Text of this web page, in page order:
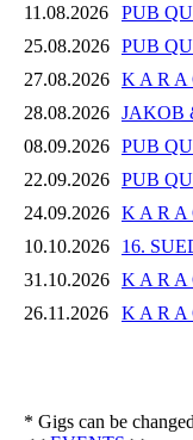
11.08.2026
PUB
25.08.2026 PUB
27.08.2026 K A R A
28.08.2026 JAKOB
08.09.2026 PUB
22.09.2026 PUB
24.09.2026 K A R A
10.10.2026
16.
31.10.2026 K A R A
26.11.2026
K A R A
* Gigs can be